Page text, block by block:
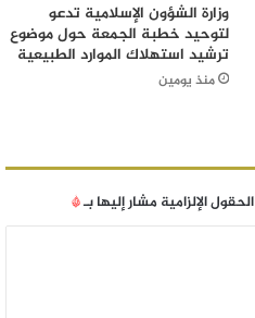
وزارة الشؤون الإسلامية تدعو
لتوحيد خطبة الجمعة حول موضوع
ترشيد استهلاك الموارد الطبيعية
منذ يومين
الحقول الإلزامية مشار إليها بـ*